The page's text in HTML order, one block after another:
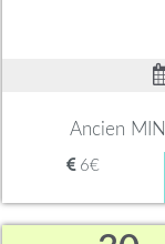
Ancien
6€